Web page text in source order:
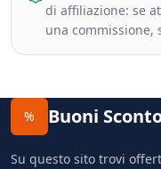
di affiliazione: se
una commissione,
% Buoni
Su questo sito trovi